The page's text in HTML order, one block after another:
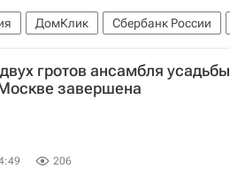
ДомКлик Сбербанк России
гротов ансамбля усадьбы
завершена
206